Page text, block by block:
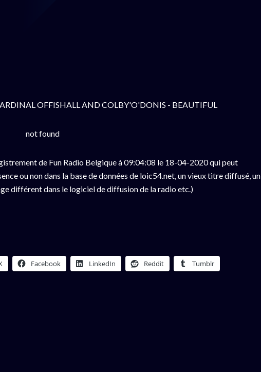
OFFISHALL AND COLBY'O'DONIS - BEAUTIFUL
not found
de Fun Radio Belgique à 09:04:08 le 18-04-2020 qui peut
ou non dans la base de données de loic54.net, un vieux titre diffusé, un
différent dans le logiciel de diffusion de la radio etc.)
Facebook LinkedIn Reddit Tumblr